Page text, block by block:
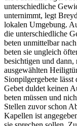
unterschiedliche
unternimmt, legt
lokalen Umgebung.
die unterschiedliche
beten unmittelbar
beten sie ungleich
besichtigen und
ausgewählten
Sionpilgergebete
Gebet duldet keinen
beten müssen und
Stellen zuvor schon
Kapellen ist